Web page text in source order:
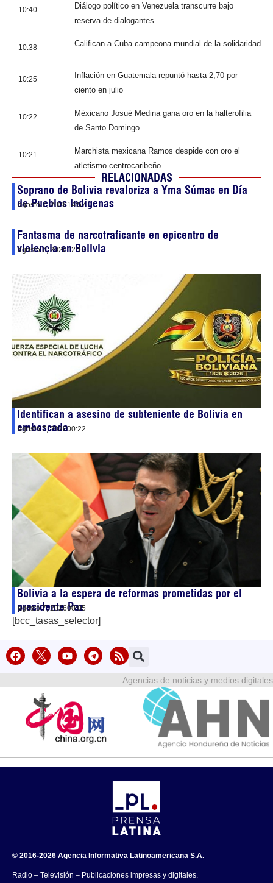
10:40
Diálogo político en Venezuela transcurre bajo
reserva de dialogantes
10:38 Califican a Cuba campeona mundial de la solidaridad
10:25
Inflación en Guatemala repuntó hasta 2,70 por
ciento en julio
10:22
Méxicano Josué Medina gana oro en la halterofilia
de Santo Domingo
10:21
Marchista mexicana Ramos despide con oro el
atletismo centrocaribeño
RELACIONADAS
Soprano de Bolivia revaloriza a Yma Súmac en Día
de Pueblos Indígenas
agosto 7, 202614:57
Fantasma de narcotraficante en epicentro de
violencia en Bolivia
agosto 7, 202612:12
Identifican a asesino de subteniente de Bolivia en
emboscada
agosto 7, 202600:22
Bolivia a la espera de reformas prometidas por el
presidente Paz
agosto 7, 202600:05
[bcc_tasas_selector]
Agencias de noticias y medios digitales
© 2016-2026 Agencia Informativa Latinoamericana S.A.
Radio – Televisión – Publicaciones impresas y digitales.